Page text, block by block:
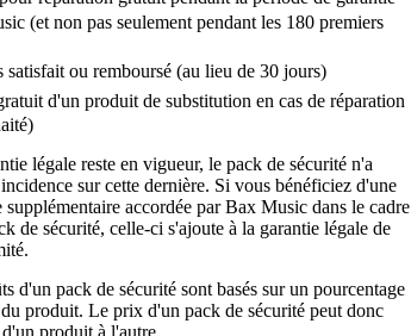
(et non pas seulement pendant les 180 premiers
satisfait ou remboursé (au lieu de 30 jours)
d'un produit de substitution en cas de réparation
légale reste en vigueur, le pack de sécurité n'a
sur cette dernière. Si vous bénéficiez d'une
supplémentaire accordée par Bax Music dans le cadre
de sécurité, celle-ci s'ajoute à la garantie légale de
d'un pack de sécurité sont basés sur un pourcentage
produit. Le prix d'un pack de sécurité peut donc